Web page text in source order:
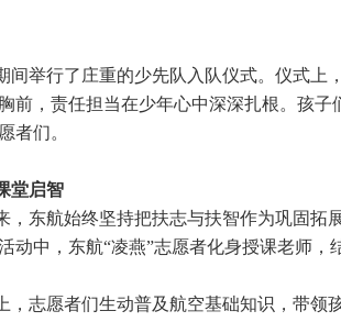
间举行了庄重的少先队入队仪式。仪式上
前，责任担当在少年心中深深扎根。孩
者们。
堂启智
，东航始终坚持把扶志与扶智作为巩固拓
动中，东航“凌燕”志愿者化身授课老师
，志愿者们生动普及航空基础知识，带领